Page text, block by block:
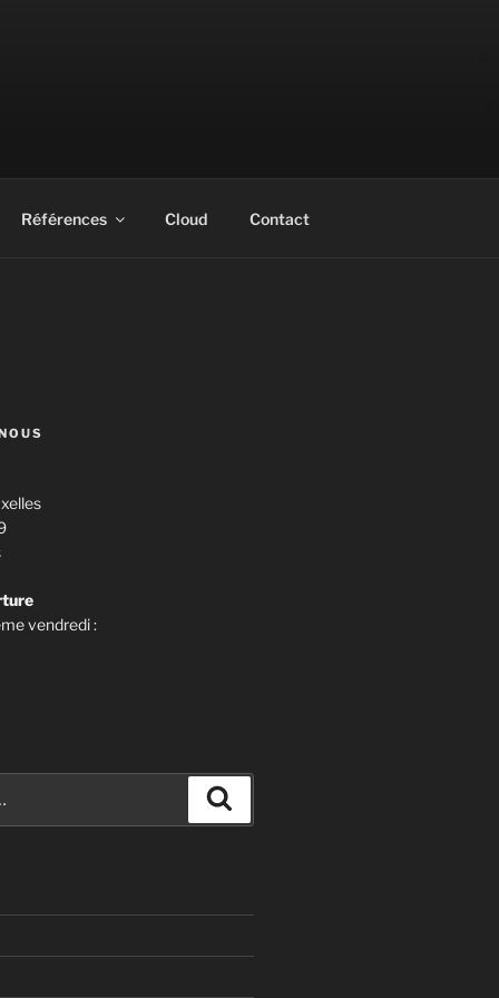
Références Cloud Contact
vendredi :